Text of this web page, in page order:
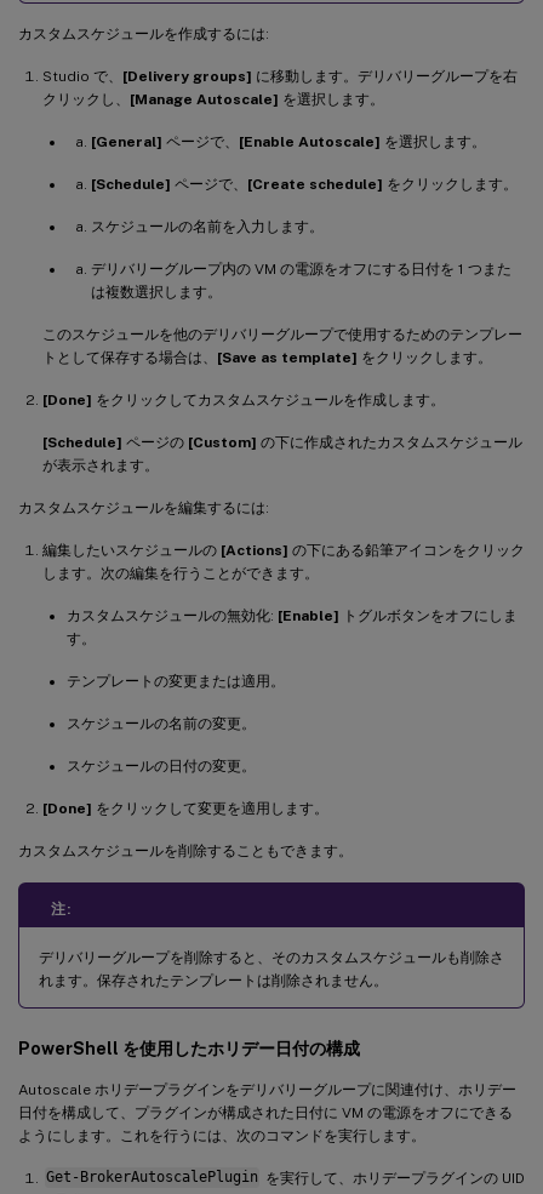
カスタムスケジュールを作成するには:
Studio で、 [Delivery groups] に移動します。デリバリーグループを右
クリックし、 [Manage Autoscale] を選択します。
[General] ページで、 [Enable Autoscale] を選択します。
[Schedule] ページで、 [Create schedule] をクリックします。
スケジュールの名前を入力します。
デリバリーグループ内の VM の電源をオフにする日付を 1 つまた
は複数選択します。
このスケジュールを他のデリバリーグループで使用するためのテンプレー
トとして保存する場合は、 [Save as template] をクリックします。
[Done] をクリックしてカスタムスケジュールを作成します。
[Schedule] ページの [Custom] の下に作成されたカスタムスケジュール
が表示されます。
カスタムスケジュールを編集するには:
編集したいスケジュールの [Actions] の下にある鉛筆アイコンをクリック
します。次の編集を行うことができます。
カスタムスケジュールの無効化: [Enable] トグルボタンをオフにしま
す。
テンプレートの変更または適用。
スケジュールの名前の変更。
スケジュールの日付の変更。
[Done] をクリックして変更を適用します。
カスタムスケジュールを削除することもできます。
注:
デリバリーグループを削除すると、そのカスタムスケジュールも削除さ
れます。保存されたテンプレートは削除されません。
PowerShell を使用したホリデー日付の構成
Autoscale ホリデープラグインをデリバリーグループに関連付け、ホリデー
日付を構成して、プラグインが構成された日付に VM の電源をオフにできる
ようにします。これを行うには、次のコマンドを実行します。
Get-BrokerAutoscalePlugin を実行して、ホリデープラグインの UID